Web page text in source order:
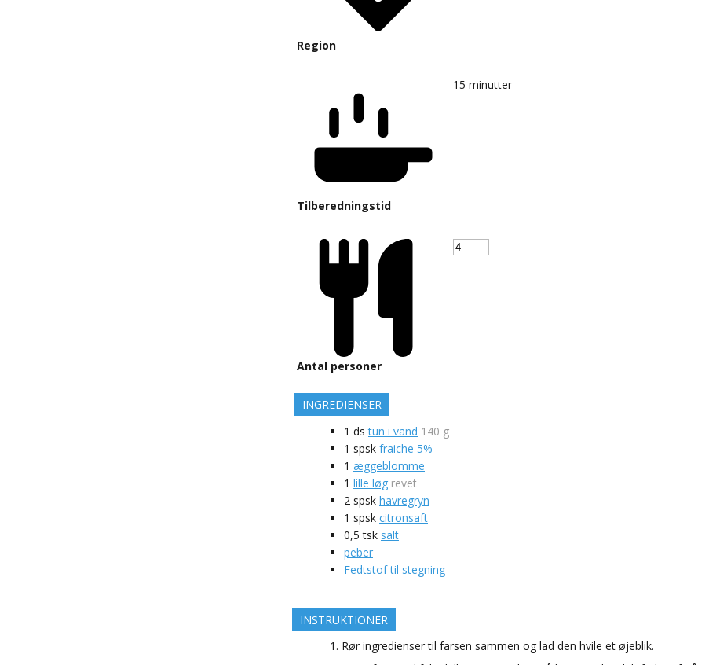
Region
Tilberedningstid
15 minutter
Antal personer
INGREDIENSER
1 ds tun i vand 140 g
1 spsk fraiche 5%
1 æggeblomme
1 lille løg revet
2 spsk havregryn
1 spsk citronsaft
0,5 tsk salt
peber
Fedtstof til stegning
INSTRUKTIONER
Rør ingredienser til farsen sammen og lad den hvile et øjeblik.